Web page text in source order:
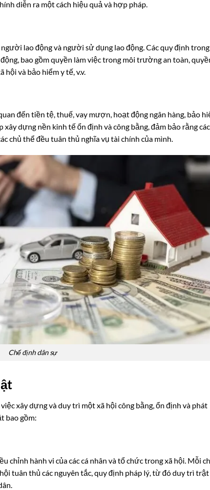
diễn ra một cách hiệu quả và hợp pháp.
lao động và người sử dụng lao động. Các quy định trong
bao gồm quyền làm việc trong môi trường an toàn,
và bảo hiểm y tế, v.v.
đến tiền tệ, thuế, vay mượn, hoạt động ngân hàng, bảo
xây dựng nền kinh tế ổn định và công bằng, đảm bảo rằng các
chủ thể đều tuân thủ nghĩa vụ tài chính của mình.
Chế định dân sự
xây dựng và duy trì một xã hội công bằng, ổn định và phát
bao gồm:
chỉnh hành vi của các cá nhân và tổ chức trong xã hội. Mỗi
tuân thủ các nguyên tắc, quy định pháp lý, từ đó duy trì